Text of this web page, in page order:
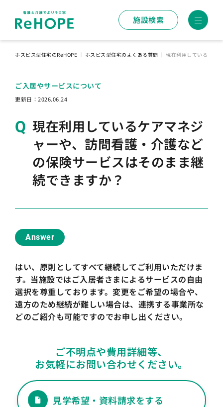
施設検索
ホスピス型住宅のReHOPE ホスピス型住宅のよくある質問 現在利用しているケア
ご入居やサービスについて
更新日： 2026.06.24
現在利用しているケアマネジ
ャーや、訪問看護・介護など
の保険サービスはそのまま継
続できますか？
Answer
はい、原則としてすべて継続してご利用いただけま
す。当施設ではご入居者さまによるサービスの自由
選択を尊重しております。 変更をご希望の場合や、
遠方のため継続が難しい場合は、連携する事業所な
どのご紹介も可能ですのでお申し出ください。
ご不明点や費用詳細等、
お気軽にお問い合わせください。
見学希望・資料請求をする